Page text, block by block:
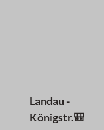
Landau -
Königstr.🎒